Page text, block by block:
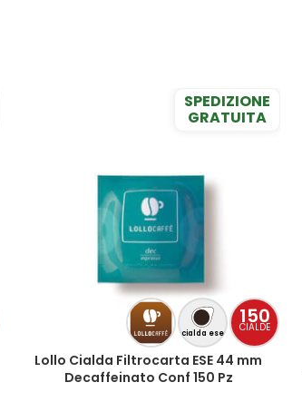
150
CIALDE
cialda ese
SPEDIZIONE
GRATUITA
Lollo Cialda Filtrocarta ESE 44 mm
Decaffeinato Conf 150 Pz